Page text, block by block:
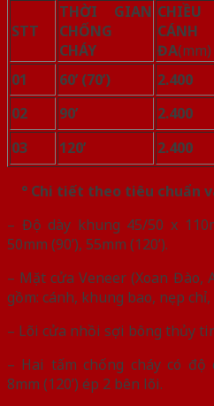
STT
THỜI GIAN
CHỐNG
CHÁY
CHIỀU
ĐA(mm)
01
60’ (70’) 2.400
02
90’ 2.400
03
120’ 2.400
° Chi tiết theo tiêu chuẩn
– Độ dày khung 45/50 x
50mm (90’), 55mm (120’).
– Mặt cửa Veneer (Xoan Đào,
gồm: cánh, khung bao, nẹp
– Lõi cửa nhồi sợi bông thủy
– Hai tấm chống cháy có độ
8mm (120’) ép 2 bên lõi.